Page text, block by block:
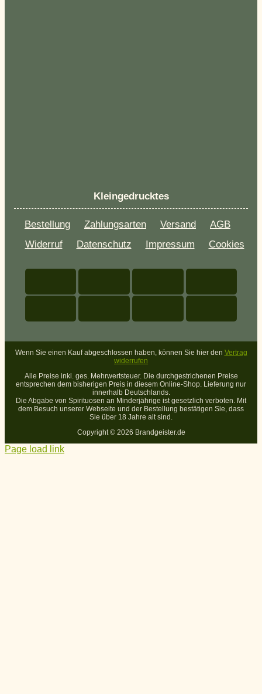
Kleingedrucktes
Bestellung Zahlungsarten Versand
AGB
Widerruf
Datenschutz Impressum Cookies
Wenn Sie einen Kauf abgeschlossen haben, können Sie hier den Vertrag
widerrufen
Alle Preise inkl. ges. Mehrwertsteuer. Die durchgestrichenen Preise
entsprechen dem bisherigen Preis in diesem Online-Shop. Lieferung nur
innerhalb Deutschlands.
Die Abgabe von Spirituosen an Minderjährige ist gesetzlich verboten. Mit
dem Besuch unserer Webseite und der Bestellung bestätigen Sie, dass
Sie über 18 Jahre alt sind.
Copyright © 2026 Brandgeister.de
Page load link